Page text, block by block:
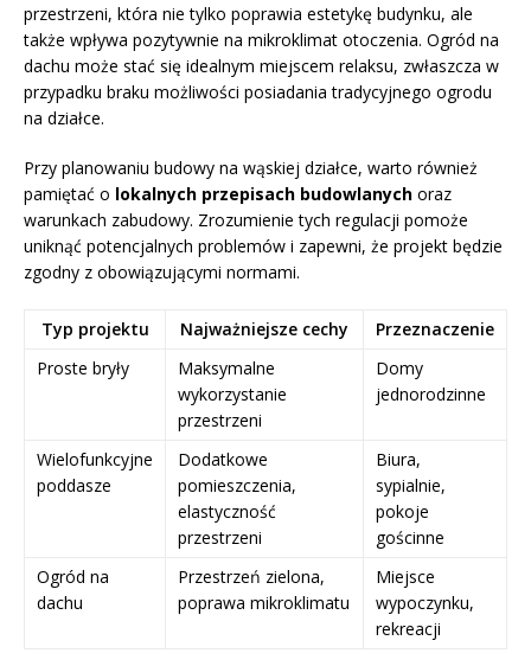
przestrzeni, która nie tylko poprawia estetykę budynku, ale
także wpływa pozytywnie na mikroklimat otoczenia. Ogród na
dachu może stać się idealnym miejscem relaksu, zwłaszcza w
przypadku braku możliwości posiadania tradycyjnego ogrodu
na działce.
Przy planowaniu budowy na wąskiej działce, warto również
pamiętać o lokalnych przepisach budowlanych oraz
warunkach zabudowy. Zrozumienie tych regulacji pomoże
uniknąć potencjalnych problemów i zapewni, że projekt będzie
zgodny z obowiązującymi normami.
Typ projektu Najważniejsze cechy
Przeznaczenie
Proste bryły
Maksymalne
wykorzystanie
przestrzeni
Domy
jednorodzinne
Wielofunkcyjne
poddasze
Dodatkowe
pomieszczenia,
elastyczność
przestrzeni
Biura,
sypialnie,
pokoje
gościnne
Ogród na
dachu
Przestrzeń zielona,
poprawa mikroklimatu
Miejsce
wypoczynku,
rekreacji